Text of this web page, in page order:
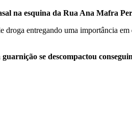
na esquina da Rua Ana Mafra
entregando uma importância
se descompactou